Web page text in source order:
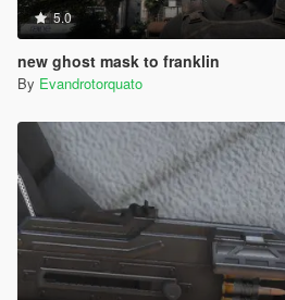
5.0
new ghost mask to franklin
By Evandrotorquato